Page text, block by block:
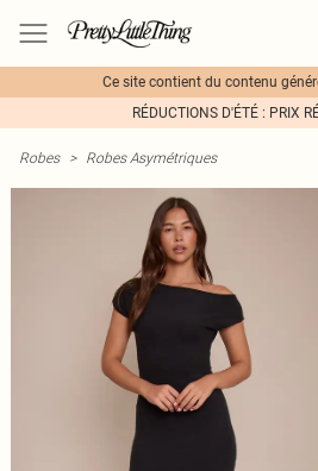
Ce site contient du contenu
RÉDUCTIONS D'ÉTÉ : PRIX
Robes > Robes Asymétriques